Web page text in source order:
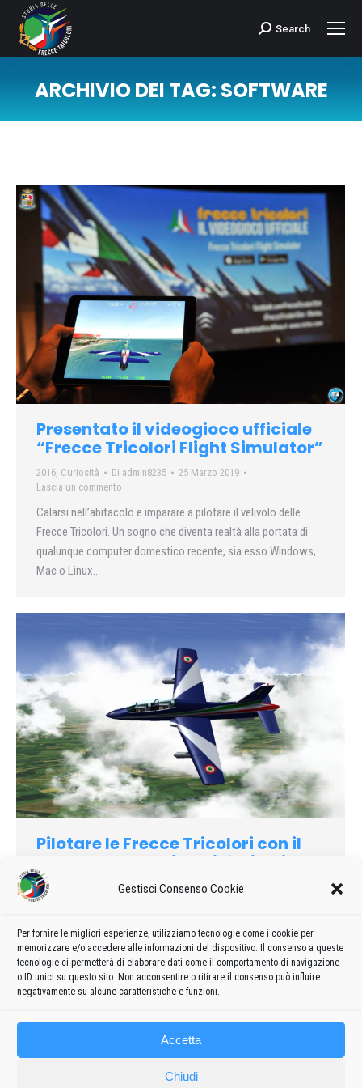
Gestisci Consenso Cookie
Per fornire le migliori esperienze, utilizziamo tecnologie come i cookie per
memorizzare e/o accedere alle informazioni del dispositivo. Il consenso a queste
tecnologie ci permetterà di elaborare dati come il comportamento di navigazione
o ID unici su questo sito. Non acconsentire o ritirare il consenso può influire
negativamente su alcune caratteristiche e funzioni.
Accetta
Chiudi
Cerca:Search
ARCHIVIO DEI TAG:SOFTWARE
Presentato il videogioco ufficiale
“Frecce Tricolori Flight Simulator”
2016, Curiosità Di admin8235
25 Marzo 2019
Lascia un commento
Calarsi nell’abitacolo e imparare a pilotare il velivolo delle
Frecce Tricolori. Un sogno che diventa realtà alla portata di
qualunque computer domestico recente, sia esso Windows,
Mac o Linux…
Pilotare le Frecce Tricolori con il
progetto dell’università di Udine
Curiosità admin8235 25 Marzo 2019 Lascia un commento
Frecce Tricolori. Un sogno che diventa realtà alla portata di
qualunque computer domestico recente, sia esso Windows,
Mac o Linux…